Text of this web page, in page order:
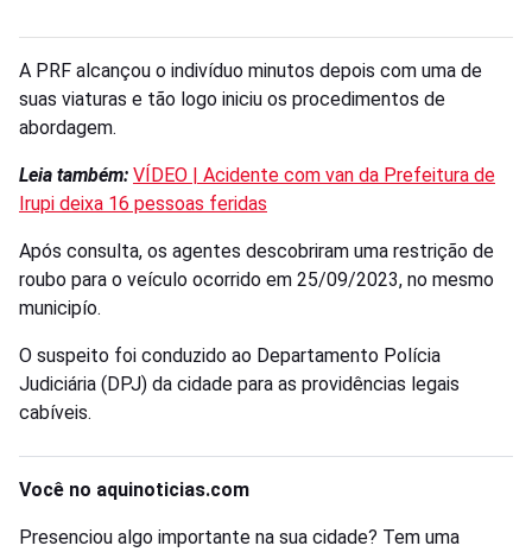
A PRF alcançou o indivíduo minutos depois com uma de
suas viaturas e tão logo iniciu os procedimentos de
abordagem.
Leia também: VÍDEO | Acidente com van da Prefeitura de
Irupi deixa 16 pessoas feridas
Após consulta, os agentes descobriram uma restrição de
roubo para o veículo ocorrido em 25/09/2023, no mesmo
municipío.
O suspeito foi conduzido ao Departamento Polícia
Judiciária (DPJ) da cidade para as providências legais
cabíveis.
Você no aquinoticias.com
Presenciou algo importante na sua cidade? Tem uma